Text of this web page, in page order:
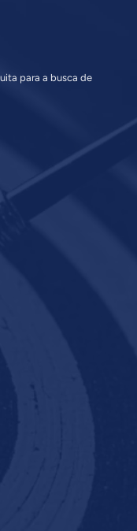
para a busca de